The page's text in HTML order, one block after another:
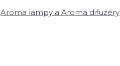
Aroma lampy a Aroma difuzéry